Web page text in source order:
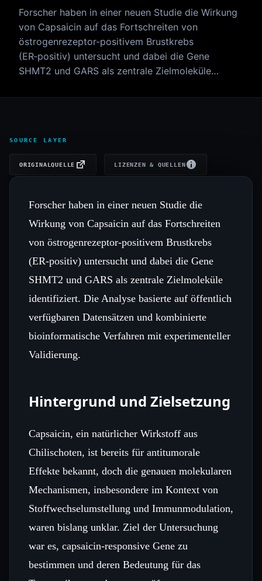
Forscher haben in einer neuen Studie die Wirkung
von Capsaicin auf das Fortschreiten von
östrogenrezeptor‑positivem Brustkrebs
(ER‑positiv) untersucht und dabei die Gene
SHMT2 und GARS als zentrale Zielmoleküle…
SOURCE LAYER
ORIGINALQUELLE LIZENZEN & QUELLEN
Forscher haben in einer neuen Studie die
Wirkung von Capsaicin auf das Fortschreiten
von östrogenrezeptor‑positivem Brustkrebs
(ER‑positiv) untersucht und dabei die Gene
SHMT2 und GARS als zentrale Zielmoleküle
identifiziert. Die Analyse basierte auf öffentlich
verfügbaren Datensätzen und kombinierte
bioinformatische Verfahren mit experimenteller
Validierung.
Hintergrund und Zielsetzung
Capsaicin, ein natürlicher Wirkstoff aus
Chilischoten, ist bereits für antitumorale
Effekte bekannt, doch die genauen molekularen
Mechanismen, insbesondere im Kontext von
Stoffwechselumstellung und Immunmodulation,
waren bislang unklar. Ziel der Untersuchung
war es, capsaicin‑responsive Gene zu
bestimmen und deren Bedeutung für das